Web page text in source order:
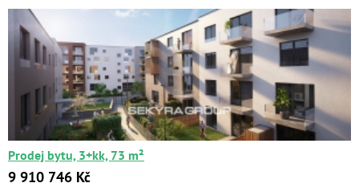
Расширенный поиск
Prodej bytu, 3+kk, 73 m²
9 910 746 Kč